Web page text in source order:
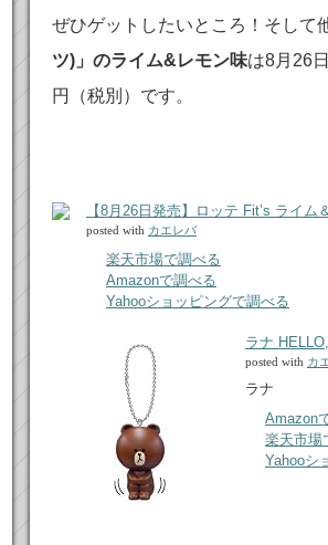
ぜひゲットしたいところ！そして
ツ)」のライム&レモン味は8月26
円（税別）です。
【8月26日発売】ロッテ Fit’s ライ
posted with カエレバ
楽天市場で調べる
Amazonで調べる
Yahooショッピングで調べる
ラナ
posted with カ
ラナ
Amazon
楽天市場
Yahooシ